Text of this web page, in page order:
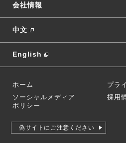
会社情報
中文
English
ホーム
プラ
ソーシャルメディア
ポリシー
採用
偽サイトにご注意ください